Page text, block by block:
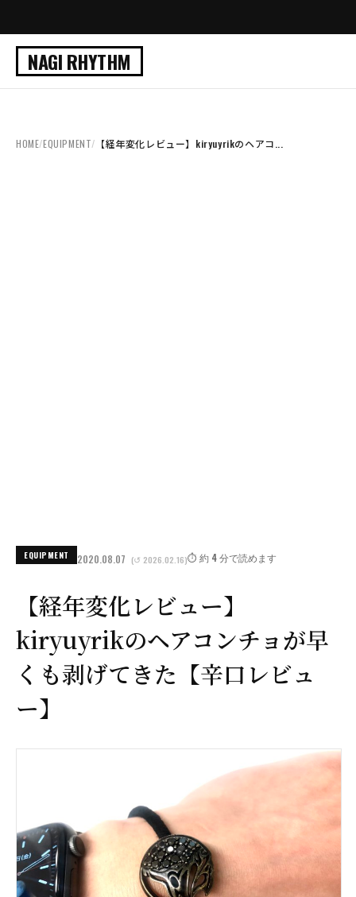
NAGI RHYTHM
HOME/EQUIPMENT/ 【経年変化レビュー】kiryuyrikのヘアコ...
EQUIPMENT 2020.08.07 (↺ 2026.02.16)⏱️ 約 4 分で読めます
【経年変化レビュー】
kiryuyrikのヘアコンチョが早
くも剥げてきた【辛口レビュ
ー】